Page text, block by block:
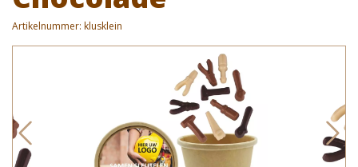
Artikelnummer: klusklein